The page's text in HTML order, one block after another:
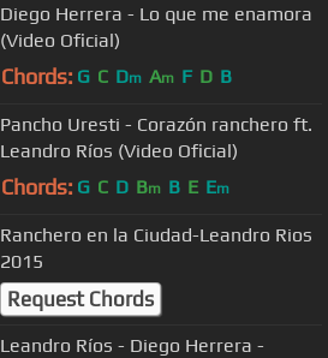
Diego Herrera - Lo que me enamora
(Video Oficial)
Chords: G C Dm Am F D B
Pancho Uresti - Corazón ranchero ft.
Leandro Ríos (Video Oficial)
Chords: G C D Bm B E Em
Ranchero en la Ciudad-Leandro Rios
2015
Request Chords
Leandro Ríos - Diego Herrera -